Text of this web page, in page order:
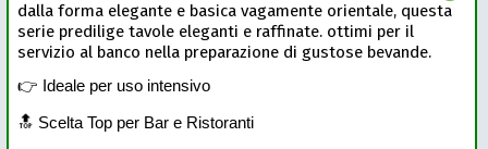
dalla forma elegante e basica vagamente orientale, questa
serie predilige tavole eleganti e raffinate. ottimi per il
servizio al banco nella preparazione di gustose bevande.
👉 Ideale per uso intensivo
🔝 Scelta Top per Bar e Ristoranti